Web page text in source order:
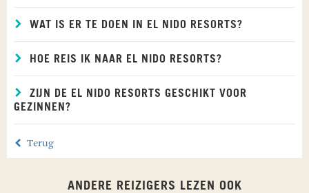
WAT IS ER TE DOEN IN EL NIDO RESORTS?
HOE REIS IK NAAR EL NIDO RESORTS?
ZIJN DE EL NIDO RESORTS GESCHIKT VOOR
GEZINNEN?
Terug
ANDERE REIZIGERS LEZEN OOK